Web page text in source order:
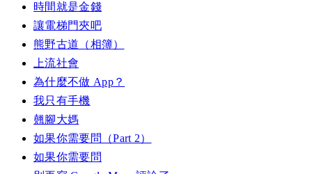
時間就是金錢
讓電梯門夾吧
熊野古道（相簿）
上流社會
為什麼不做 App？
我只有手機
翹腳大媽
如果你需要問（Part 2）
如果你需要問